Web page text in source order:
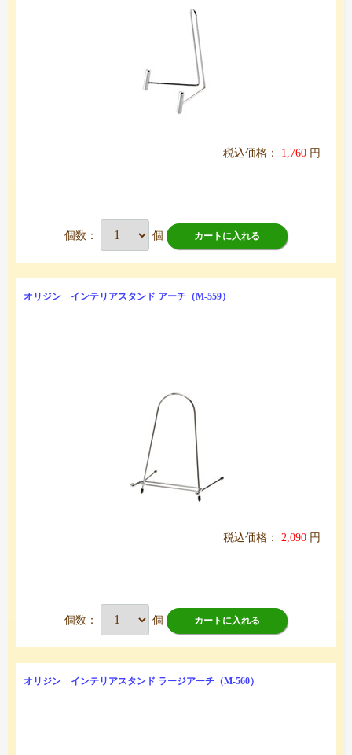
税込価格： 1,760 円
個数： 個 カートに入れる
オリジン インテリアスタンド アーチ（M-559）
税込価格： 2,090 円
個数： 個 カートに入れる
オリジン インテリアスタンド ラージアーチ（M-560）